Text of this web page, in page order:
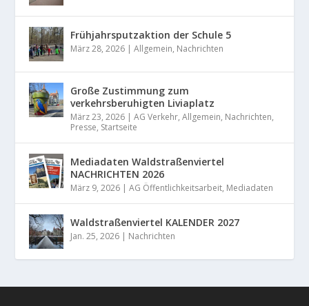
Frühjahrsputzaktion der Schule 5
März 28, 2026 |Allgemein, Nachrichten
Große Zustimmung zum
verkehrsberuhigten Liviaplatz
März 23, 2026 |AG Verkehr,Allgemein, Nachrichten,
Presse, Startseite
Mediadaten Waldstraßenviertel
NACHRICHTEN 2026
März 9, 2026 |AG Öffentlichkeitsarbeit, Mediadaten
Waldstraßenviertel KALENDER 2027
Jan. 25, 2026 | Nachrichten